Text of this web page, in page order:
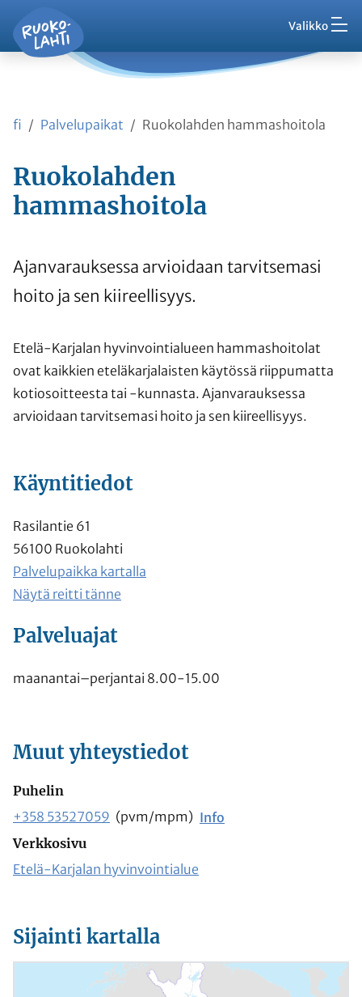
Siirry pääsisältöön Valikko
Ruokolahti - etusivu
Palaute
Asuminen ja ympäristö
Kasvatus ja koulutus
Harrasta ja viihdy
Kunta ja hallinto
Asioi kanssamme
fi Palvelupaikat Ruokolahden hammashoitola
Ruokolahden
hammashoitola
Ajanvarauksessa arvioidaan tarvitsemasi
hoito ja sen kiireellisyys.
Etelä-Karjalan hyvinvointialueen hammashoitolat
ovat kaikkien eteläkarjalaisten käytössä riippumatta
kotiosoitteesta tai -kunnasta. Ajanvarauksessa
arvioidaan tarvitsemasi hoito ja sen kiireellisyys.
Käyntitiedot
Rasilantie 61
56100 Ruokolahti
Palvelupaikka kartalla
Näytä reitti tänne
Palveluajat
maanantai–perjantai 8.00-15.00
Muut yhteystiedot
Puhelin
+358 53527059 (pvm/mpm) Info
Verkkosivu
Etelä-Karjalan hyvinvointialue
Sijainti kartalla